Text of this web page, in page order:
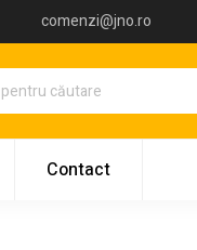
comenzi@jno.ro
Contact